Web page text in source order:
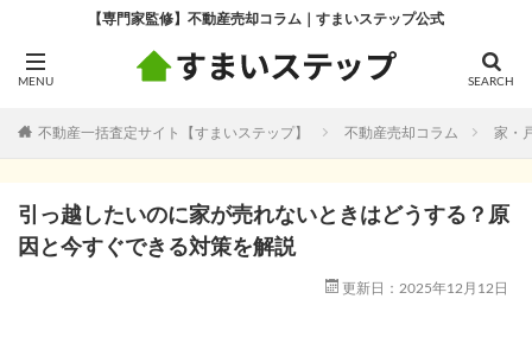
【専門家監修】不動産売却コラム｜すまいステップ公式
不動産一括査定サイト【すまいステップ】 不動産売却コラム 家・
引っ越したいのに家が売れないときはどうする？原
因と今すぐできる対策を解説
更新日：2025年12月12日